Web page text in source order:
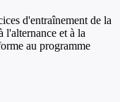
d'entraînement de la
l'alternance et à la
au programme